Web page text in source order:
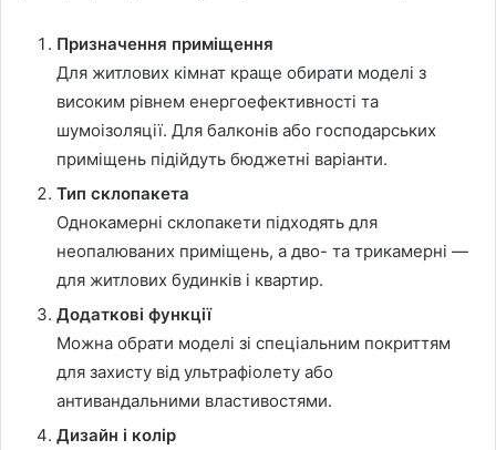
Призначення приміщення
Для житлових кімнат краще обирати моделі з
високим рівнем енергоефективності та
шумоізоляції. Для балконів або господарських
приміщень підійдуть бюджетні варіанти.
Тип склопакета
Однокамерні склопакети підходять для
неопалюваних приміщень, а дво- та трикамерні —
для житлових будинків і квартир.
Додаткові функції
Можна обрати моделі зі спеціальним покриттям
для захисту від ультрафіолету або
антивандальними властивостями.
Дизайн і колір